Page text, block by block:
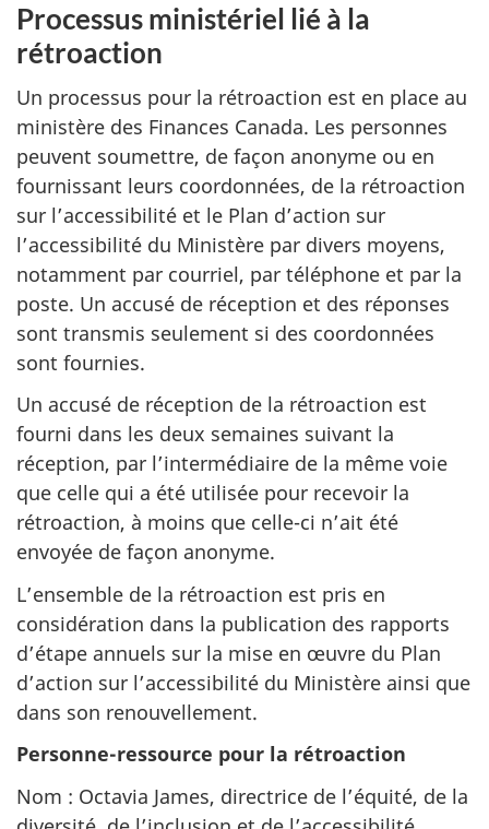
Processus ministériel lié à la
rétroaction
Un processus pour la rétroaction est en place au
ministère des Finances Canada. Les personnes
peuvent soumettre, de façon anonyme ou en
fournissant leurs coordonnées, de la rétroaction
sur l’accessibilité et le Plan d’action sur
l’accessibilité du Ministère par divers moyens,
notamment par courriel, par téléphone et par la
poste. Un accusé de réception et des réponses
sont transmis seulement si des coordonnées
sont fournies.
Un accusé de réception de la rétroaction est
fourni dans les deux semaines suivant la
réception, par l’intermédiaire de la même voie
que celle qui a été utilisée pour recevoir la
rétroaction, à moins que celle-ci n’ait été
envoyée de façon anonyme.
L’ensemble de la rétroaction est pris en
considération dans la publication des rapports
d’étape annuels sur la mise en œuvre du Plan
d’action sur l’accessibilité du Ministère ainsi que
dans son renouvellement.
Personne-ressource pour la rétroaction
Nom : Octavia James, directrice de l’équité, de la